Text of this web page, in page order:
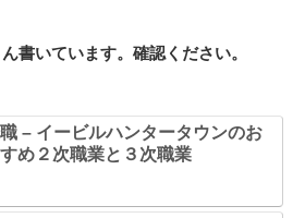
書いています。確認ください。
– イービルハンタータウンのお
め２次職業と３次職業